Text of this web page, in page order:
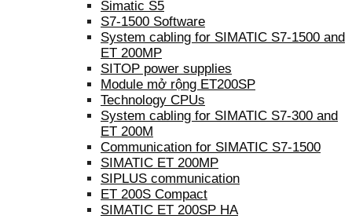
Simatic S5
S7-1500 Software
System cabling for SIMATIC S7-1500 and
ET 200MP
SITOP power supplies
Module mở rộng ET200SP
Technology CPUs
System cabling for SIMATIC S7-300 and
ET 200M
Communication for SIMATIC S7-1500
SIMATIC ET 200MP
SIPLUS communication
ET 200S Compact
SIMATIC ET 200SP HA